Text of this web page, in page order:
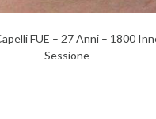
FUE – 27 Anni – 1800
Sessione